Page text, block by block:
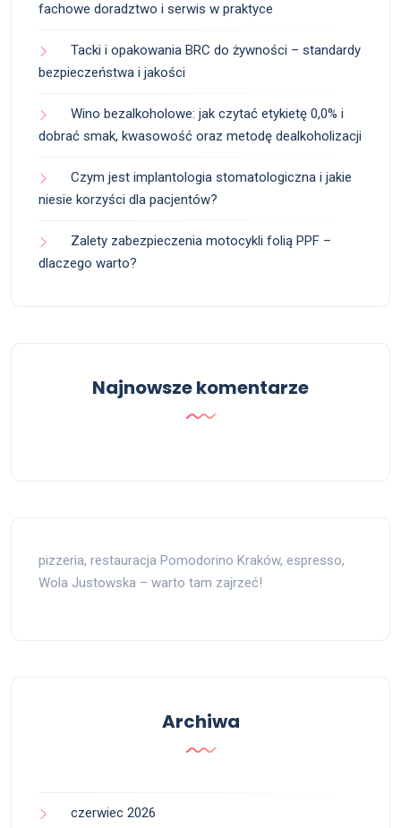
fachowe doradztwo i serwis w praktyce
Tacki i opakowania BRC do żywności – standardy
bezpieczeństwa i jakości
Wino bezalkoholowe: jak czytać etykietę 0,0% i
dobrać smak, kwasowość oraz metodę dealkoholizacji
Czym jest implantologia stomatologiczna i jakie
niesie korzyści dla pacjentów?
Zalety zabezpieczenia motocykli folią PPF –
dlaczego warto?
Najnowsze komentarze
pizzeria, restauracja Pomodorino Kraków, espresso,
Wola Justowska – warto tam zajrzeć!
Archiwa
czerwiec 2026